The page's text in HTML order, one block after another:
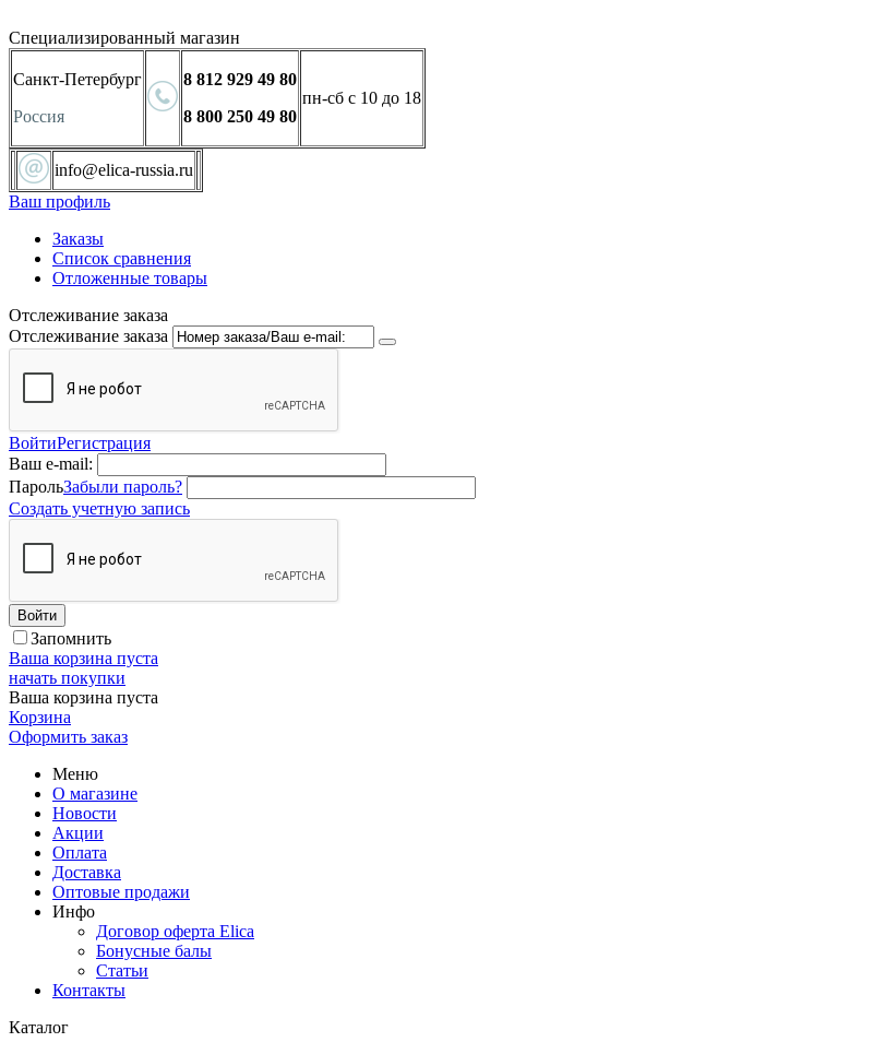
Специализированный магазин
Санкт-Петербург
Россия
8 812 929 49 80
8 800 250 49 80
пн-сб с 10 до 18
info@elica-russia.ru
Ваш профиль
Заказы
Список сравнения
Отложенные товары
Отслеживание заказа
Отслеживание заказа
ВойтиРегистрация
Ваш e-mail:
ПарольЗабыли пароль?
Создать учетную запись
Войти
Запомнить
Ваша корзина пуста
начать покупки
Ваша корзина пуста
Корзина
Оформить заказ
Меню
О магазине
Новости
Акции
Оплата
Доставка
Оптовые продажи
Инфо
Договор оферта Elica
Бонусные балы
Статьи
Контакты
Каталог